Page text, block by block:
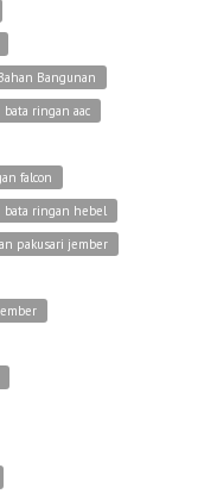
Bangunan
bata ringan aac
falcon
bata ringan hebel
pakusari jember